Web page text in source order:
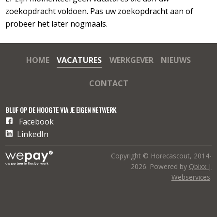
zoekopdracht voldoen. Pas uw zoekopdracht aan of
probeer het later nogmaals.
HOME VACATURES WERKGEVER NIEUWS
CONTACT
BLIJF OP DE HOOGTE VIA JE EIGEN NETWERK
Facebook
LinkedIn
Copyright © Horecascout, 2014-
2026. Powered by Qbixx |
Webservices.